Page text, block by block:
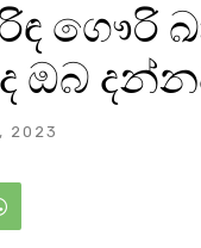
ගෞරි
2023